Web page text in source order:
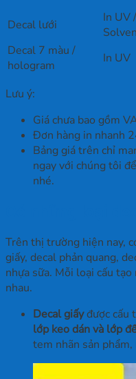
Decal lưới
In UV /
Decal 7 màu /
hologram
In UV
Lưu ý:
Giá chưa bao gồm
Đơn hàng in nhanh
Bảng giá trên chỉ
ngay với chúng tôi
nhé.
Trên thị trường hiện nay,
giấy, decal phản quang,
nhựa sữa. Mỗi loại cấu
nhau.
Decal giấyđược cấu
lớp keo dán và lớp
tem nhãn sản